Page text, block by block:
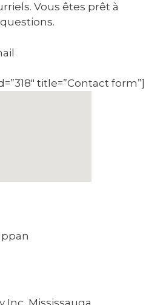
Vous êtes prêt à
title=”Contact form”]
Inc, Mississauga